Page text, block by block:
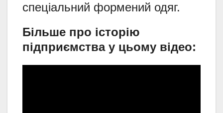
спеціальний формений одяг.
Більше про історію
підприємства у цьому відео: